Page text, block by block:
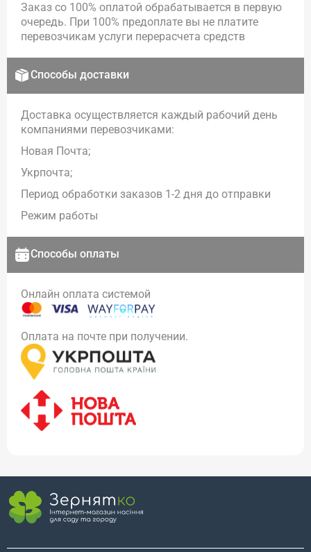
Заказ со 100% оплатой обрабатывается в первую
очередь. При 100% предоплате вы не платите
перевозчикам услуги перерасчета средств
Способы доставки
Доставка осуществляется каждый рабочий день
компаниями перевозчиками:
Новая Почта;
Укрпочта;
Период обработки заказов 1-2 дня до отправки
Режим работы
Способы оплаты
Онлайн оплата системой
Оплата на почте при получении.